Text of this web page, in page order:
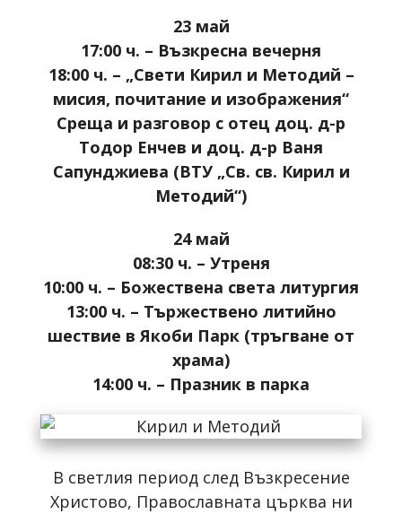
23 май
17:00 ч. – Възкресна вечерня
18:00 ч. – „Свети Кирил и Методий –
мисия, почитание и изображения“
Среща и разговор с отец доц. д-р
Тодор Енчев и доц. д-р Ваня
Сапунджиева (ВТУ „Св. св. Кирил и
Методий“)
24 май
08:30 ч. – Утреня
10:00 ч. – Божествена света литургия
13:00 ч. – Тържествено литийно
шествие в Якоби Парк (тръгване от
храма)
14:00 ч. – Празник в парка
В светлия период след Възкресение
Христово, Православната църква ни